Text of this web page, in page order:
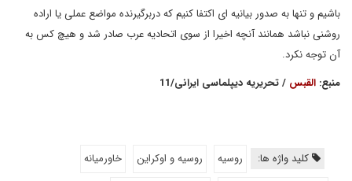
باشیم و تنها به صدور بیانیه ای اکتفا کنیم که دربرگیرنده مواضع عملی یا اراده
روشنی نباشد همانند آنچه اخیرا از سوی اتحادیه عرب صادر شد و هیچ کس به
آن توجه نکرد.
منبع: القبس / تحریریه دیپلماسی ایرانی/11
کلید واژه ها: روسیه روسیه و اوکراین
خاورمیانه